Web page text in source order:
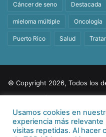
Cáncer de seno Destacada
mieloma múltiple Oncología
Puerto Rico Salud
© Copyright 2026, Todos los
Para más información
Usamos cookies en
experiencia más
visitas repetidas. Al hacer